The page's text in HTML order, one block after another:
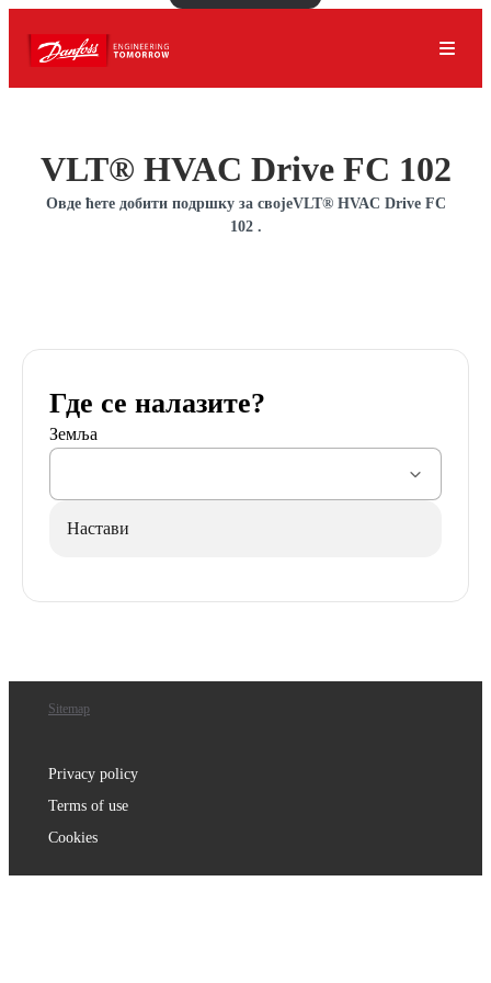
VLT® HVAC Drive FC 102
Овде ћете добити подршку за својеVLT® HVAC Drive FC
102 .
Где се налазите?
Земља
Настави
Sitemap
Privacy policy
Terms of use
Cookies